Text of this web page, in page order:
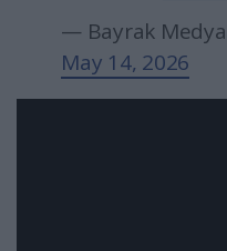
— Bayrak
May 14, 2026